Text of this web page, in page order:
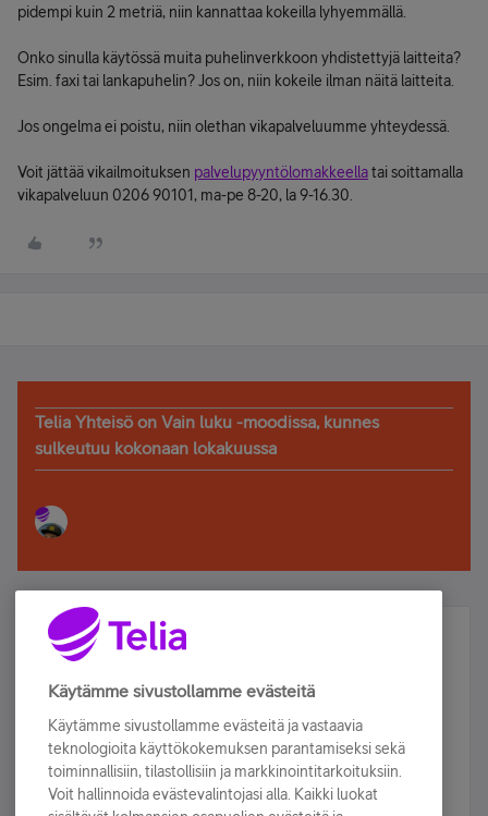
pidempi kuin 2 metriä, niin kannattaa kokeilla lyhyemmällä.
Onko sinulla käytössä muita puhelinverkkoon yhdistettyjä laitteita?
Esim. faxi tai lankapuhelin? Jos on, niin kokeile ilman näitä laitteita.
Jos ongelma ei poistu, niin olethan vikapalveluumme yhteydessä.
Voit jättää vikailmoituksen palvelupyyntölomakkeellatai soittamalla
vikapalveluun 0206 90101, ma-pe 8-20, la 9-16.30.
Telia Yhteisö on Vain luku -moodissa, kunnes
sulkeutuu kokonaan lokakuussa
Älä jää paitsi – osallistu ja voita!
Tilaa Telian uutiskirje ja olet mukana arvonnassa.
sähköpostiisi.
Tilaa nyt
Käytämme sivustollamme evästeitä
Käytämme sivustollamme evästeitä ja vastaavia
teknologioita käyttökokemuksen parantamiseksi sekä
toiminnallisiin, tilastollisiin ja markkinointitarkoituksiin.
Voit hallinnoida evästevalintojasi alla. Kaikki luokat